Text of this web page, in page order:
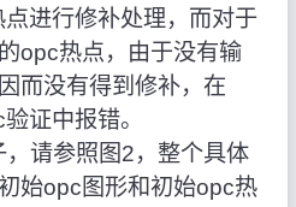
进行修补处理，而对于
opc热点，由于没有输
而没有得到修补，在
证中报错。
请参照图2，整个具体
始opc图形和初始opc热